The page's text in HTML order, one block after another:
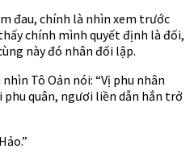
đau, chính là nhìn xem trước
chính mình quyết định là đối,
này đó nhân đối lập.
Tô Oản nói: “Vị phu nhân
phu quân, ngươi liền dẫn hắn trở